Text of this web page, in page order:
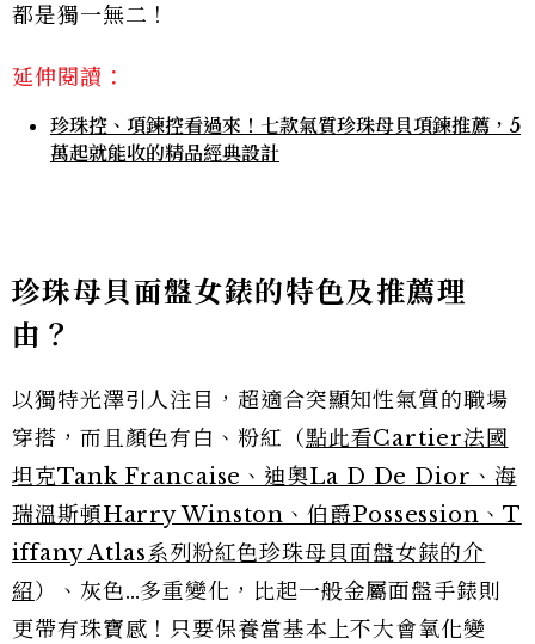
都是獨一無二！
延伸閱讀：
珍珠控、項鍊控看過來！七款氣質珍珠母貝項鍊推薦，5
萬起就能收的精品經典設計
珍珠母貝面盤女錶的特色及推薦理
由？
以獨特光澤引人注目，超適合突顯知性氣質的職場
穿搭，而且顏色有白、粉紅（點此看Cartier法國
坦克Tank Francaise、迪奧La D De Dior、海
瑞溫斯頓Harry Winston、伯爵Possession、T
iffany Atlas系列粉紅色珍珠母貝面盤女錶的介
紹）、灰色…多重變化，比起一般金屬面盤手錶則
更帶有珠寶感！只要保養當基本上不大會氧化變